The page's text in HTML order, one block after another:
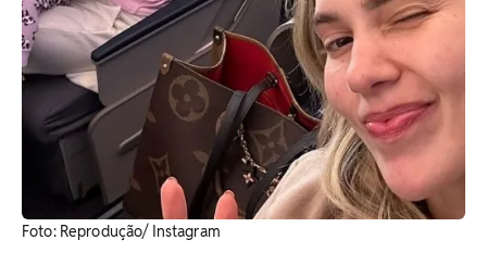
Foto: Reprodução/ Instagram